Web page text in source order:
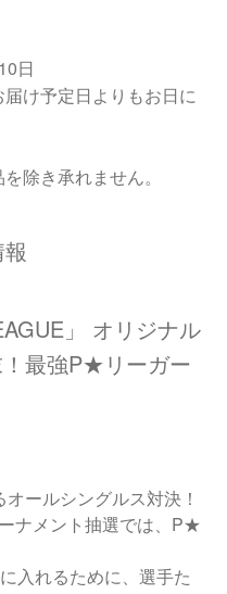
日
け予定日よりもお日に
除き承れません。
」 オリジナル
最強P★リーガー
ールシングルス対決！
ナメント抽選では、P★
入れるために、選手た